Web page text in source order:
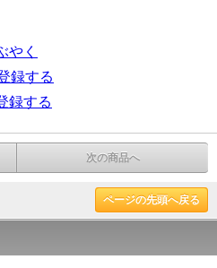
やく
録する
録する
次の商品へ
ページの先頭へ戻る